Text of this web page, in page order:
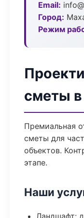
Email:
Город:
Режим
сметы
Премиальная
сметы для
объектов.
этапе.
Наши
Ландшафт: